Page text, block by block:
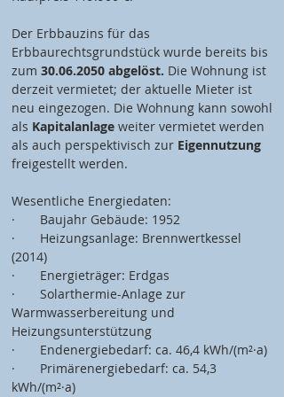
Der Erbbauzins für das
Erbbaurechtsgrundstück wurde bereits bis
zum 30.06.2050 abgelöst. Die Wohnung ist
derzeit vermietet; der aktuelle Mieter ist
neu eingezogen. Die Wohnung kann sowohl
als Kapitalanlage weiter vermietet werden
als auch perspektivisch zur Eigennutzung
freigestellt werden.
Wesentliche Energiedaten:
·       Baujahr Gebäude: 1952
·       Heizungsanlage: Brennwertkessel
(2014)
·       Energieträger: Erdgas
·       Solarthermie-Anlage zur
Warmwasserbereitung und
Heizungsunterstützung
·       Endenergiebedarf: ca. 46,4 kWh/(m²·a)
·       Primärenergiebedarf: ca. 54,3
kWh/(m²·a)